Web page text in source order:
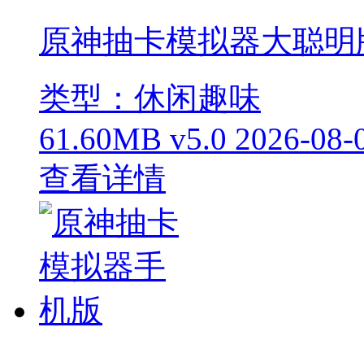
原神抽卡模拟器大聪
类型：休闲趣味
61.60MB v5.0 2026-08-
查看详情